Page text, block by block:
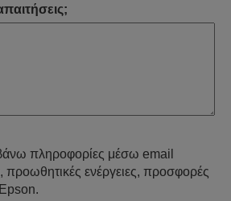
πληροφορίες μέσω email
προωθητικές ενέργειες, προσφορές